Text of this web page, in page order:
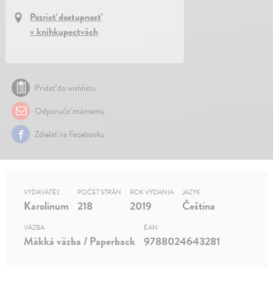
Pozrieť dostupnosť
v kníhkupectvách
Pridať do wishlistu
Odporučiť známemu
Zdielať na Facebooku
VYDAVATEĽ
Karolinum
POČET STRÁN
218
ROK VYDANIA
2019
JAZYK
Čeština
VÄZBA
Mäkká väzba / Paperback
EAN
9788024643281